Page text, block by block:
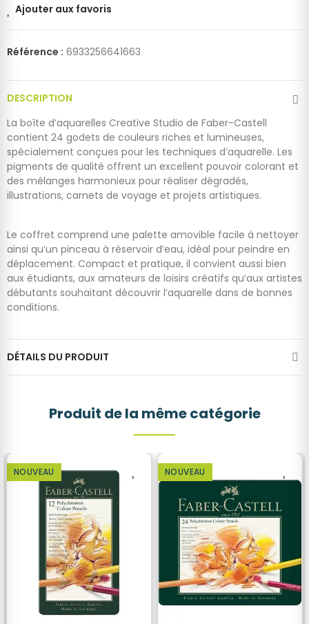
Ajouter aux favoris
Référence : 6933256641663
DESCRIPTION
La boîte d’aquarelles Creative Studio de Faber-Castell
contient 24 godets de couleurs riches et lumineuses,
spécialement conçues pour les techniques d’aquarelle. Les
pigments de qualité offrent un excellent pouvoir colorant et
des mélanges harmonieux pour réaliser dégradés,
illustrations, carnets de voyage et projets artistiques.
Le coffret comprend une palette amovible facile à nettoyer
ainsi qu’un pinceau à réservoir d’eau, idéal pour peindre en
déplacement. Compact et pratique, il convient aussi bien
aux étudiants, aux amateurs de loisirs créatifs qu’aux artistes
débutants souhaitant découvrir l’aquarelle dans de bonnes
conditions.
DÉTAILS DU PRODUIT
Produit de la même catégorie
NOUVEAU NOUVEAU